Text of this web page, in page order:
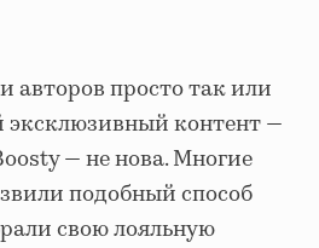
авторов просто так или
эксклюзивный контент —
— не нова. Многие
подобный способ
свою лояльную